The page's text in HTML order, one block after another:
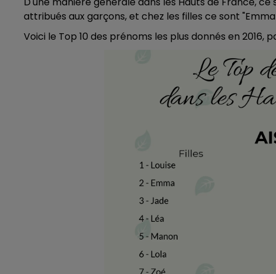
attribués aux garçons, et chez les filles ce sont
Voici le Top 10 des prénoms les plus donnés en 2016,